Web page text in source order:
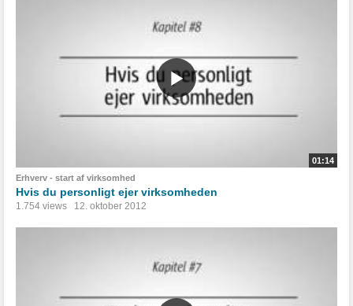
01:14
Erhverv - start af virksomhed
Hvis du personligt ejer virksomheden
1.754 views 12. oktober 2012